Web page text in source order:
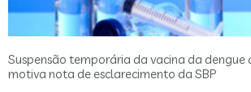
Suspensão temporária da vacina da dengue
motiva nota de esclarecimento da SBP